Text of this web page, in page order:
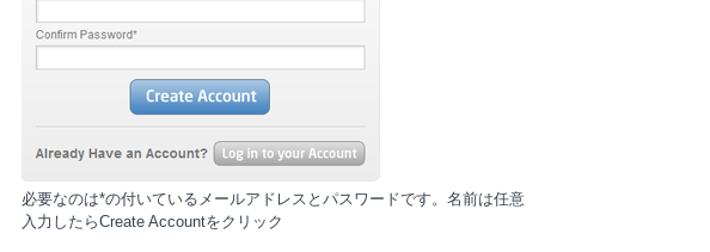
必要なのは*の付いているメールアドレスとパスワードです。名前は任意
入力したらCreate Accountをクリック